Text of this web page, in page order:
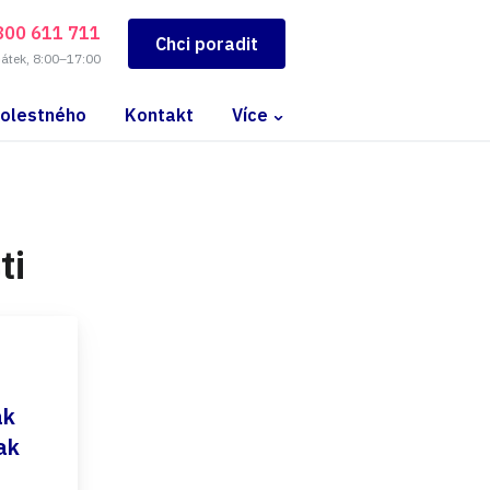
611 711
8:00–17:00
Chci poradit
Kontakt Více